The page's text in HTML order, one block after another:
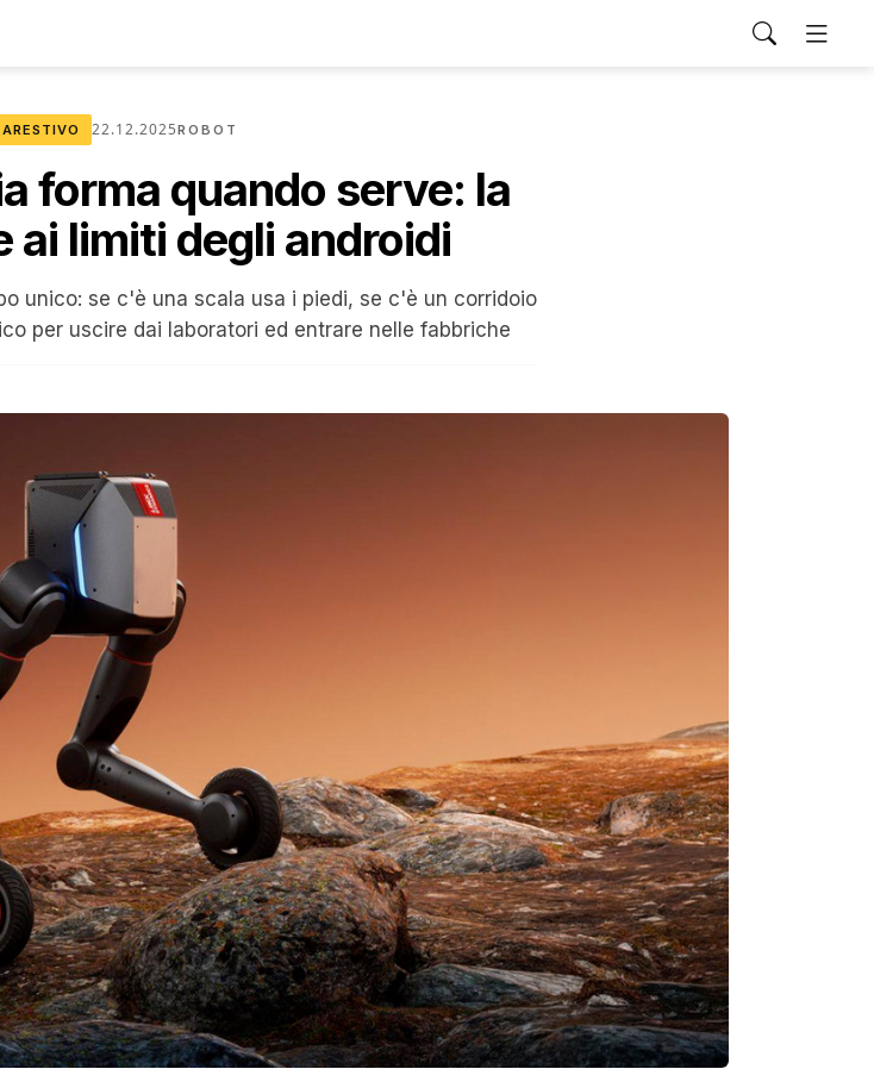
22.12.2025ROBOT
forma quando serve: la
ai limiti degli androidi
unico: se c'è una scala usa i piedi, se c'è un corridoio
per uscire dai laboratori ed entrare nelle fabbriche